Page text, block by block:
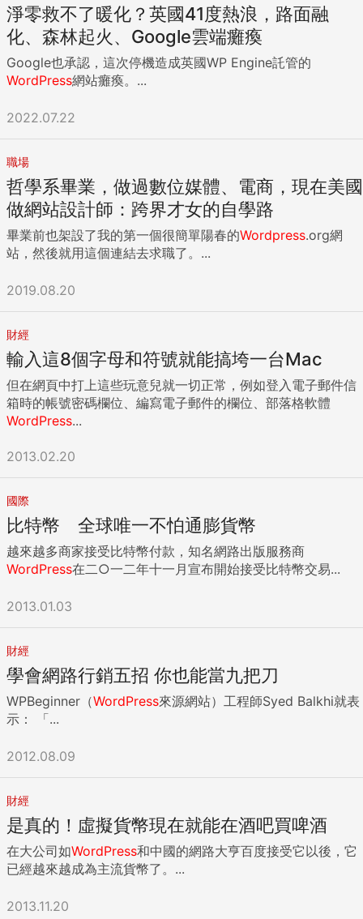
淨零救不了暖化？英國41度熱浪，路面融
化、森林起火、Google雲端癱瘓
Google也承認，這次停機造成英國WP Engine託管的
WordPress網站癱瘓。...
2022.07.22
職場
哲學系畢業，做過數位媒體、電商，現在美國
做網站設計師：跨界才女的自學路
畢業前也架設了我的第一個很簡單陽春的Wordpress.org網
站，然後就用這個連結去求職了。...
2019.08.20
財經
輸入這8個字母和符號就能搞垮一台Mac
但在網頁中打上這些玩意兒就一切正常，例如登入電子郵件信
箱時的帳號密碼欄位、編寫電子郵件的欄位、部落格軟體
WordPress...
2013.02.20
國際
比特幣 全球唯一不怕通膨貨幣
越來越多商家接受比特幣付款，知名網路出版服務商
WordPress在二○一二年十一月宣布開始接受比特幣交易...
2013.01.03
財經
學會網路行銷五招 你也能當九把刀
WPBeginner（WordPress來源網站）工程師Syed Balkhi就表
示： 「...
2012.08.09
財經
是真的！虛擬貨幣現在就能在酒吧買啤酒
在大公司如WordPress和中國的網路大亨百度接受它以後，它
已經越來越成為主流貨幣了。...
2013.11.20